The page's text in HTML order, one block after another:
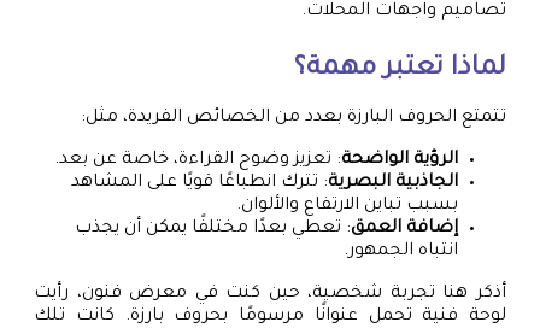
تصاميم واجهات المحلات.
لماذا تعتبر مهمة؟
تتمتع الحروف البارزة بعدد من الخصائص الفريدة، مثل:
الرؤية الواضحة: تعزيز وضوح القراءة، خاصة عن بعد.
الجاذبية البصرية: تترك انطباعًا قويًا على المشاهد
بسبب تباين الارتفاع والألوان.
إضافة العمق: تعطي بعدًا مختلفًا يمكن أن يجذب
انتباه الجمهور.
أذكر هنا تجربة شخصية، حين كنت في معرض فنون، رأيت
لوحة فنية تحمل عنوانًا مرسومًا بحروف بارزة. كانت تلك